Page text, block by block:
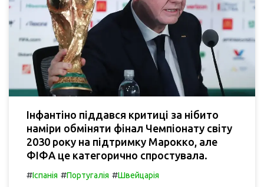
Інфантіно піддався критиці за нібито
наміри обміняти фінал Чемпіонату світу
2030 року на підтримку Марокко, але
ФІФА це категорично спростувала.
#Іспанія #Португалія #Швейцарія